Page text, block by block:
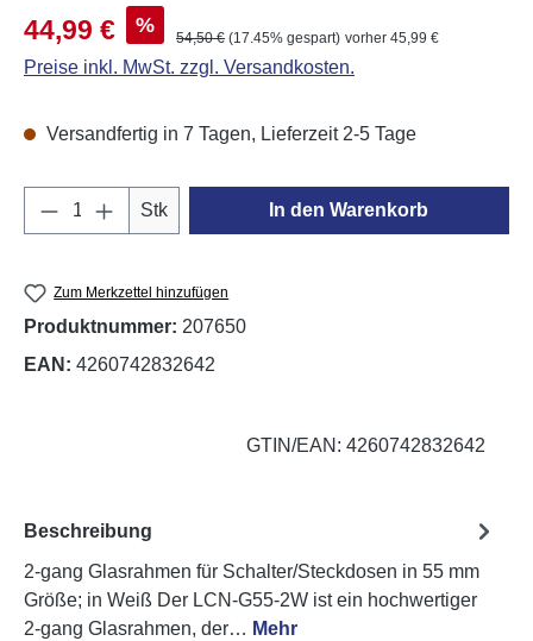
Verkaufspreis:
44,99 € % Regulärer Preis:
54,50 € (17.45% gespart) vorher 45,99 €
Preise inkl. MwSt. zzgl. Versandkosten.
Versandfertig in 7 Tagen, Lieferzeit 2-5 Tage
Produkt Anzahl: Gib den gewünschten
Stk In den Warenkorb
Zum Merkzettel hinzufügen
Produktnummer: 207650
EAN: 4260742832642
GTIN/EAN: 4260742832642
Beschreibung
2-gang Glasrahmen für Schalter/Steckdosen in 55 mm
Größe; in Weiß Der LCN-G55-2W ist ein hochwertiger
2-gang Glasrahmen, der… Mehr